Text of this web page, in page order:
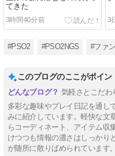
てきた
3時間40分前
3
#PSO2 #PSO2NGS #ファ
このブログのここがポイン
気軽さとこだわ
多彩な趣味やプレイ日記を通し
みに紹介しています。軽快な文
らコーディネート、アイテム収
けつつも情報の濃さはしっかり
が随所に散りばめられています。